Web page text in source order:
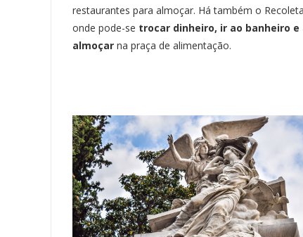
restaurantes para almoçar. Há também o
onde pode-se trocar dinheiro, ir ao banheiro e
almoçar na praça de alimentação.